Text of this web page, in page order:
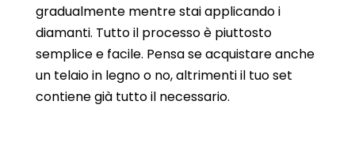
gradualmente mentre stai applicando i
diamanti. Tutto il processo è piuttosto
semplice e facile. Pensa se acquistare anche
un telaio in legno o no, altrimenti il tuo set
contiene già tutto il necessario.